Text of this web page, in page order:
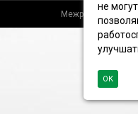
Межрегиональная
не
ОК